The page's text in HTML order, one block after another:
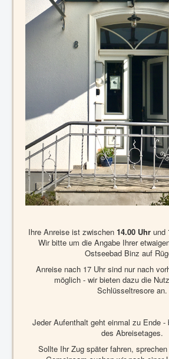
Ihre Anreise ist zwischen 14.00 Uhr und
Wir bitte um die Angabe Ihrer
Ostseebad Binz auf
Anreise nach 17 Uhr sind nur nach
möglich - wir bieten dazu die
Schlüsseltresore an.
Jeder Aufenthalt geht einmal zu Ende -
des Abreisetages.
Sollte Ihr Zug später fahren,